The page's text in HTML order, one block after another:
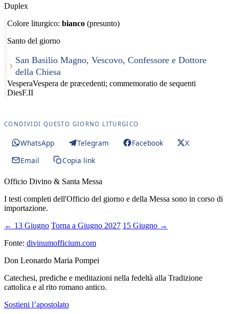
Duplex
Colore liturgico: bianco (presunto)
Santo del giorno
San Basilio Magno, Vescovo, Confessore e Dottore
della Chiesa
VesperaVespera de præcedenti; commemoratio de sequenti
DiesF.II
CONDIVIDI QUESTO GIORNO LITURGICO
WhatsApp Telegram Facebook
X
Email
Copia link
Officio Divino & Santa Messa
I testi completi dell'Officio del giorno e della Messa sono in corso di
importazione.
← 13 Giugno Torna a Giugno 2027 15 Giugno →
Fonte: divinumofficium.com
Don Leonardo Maria Pompei
Catechesi, prediche e meditazioni nella fedeltà alla Tradizione
cattolica e al rito romano antico.
Sostieni l’apostolato